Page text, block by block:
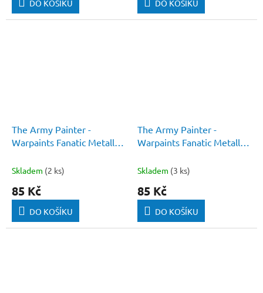
DO KOŠÍKU DO KOŠÍKU
The Army Painter -
Warpaints Fanatic Metallic:
Skladem (2 ks)
85 Kč
DO KOŠÍKU
The Army Painter -
Warpaints Fanatic Metallic:
Skladem (3 ks)
85 Kč
DO KOŠÍKU